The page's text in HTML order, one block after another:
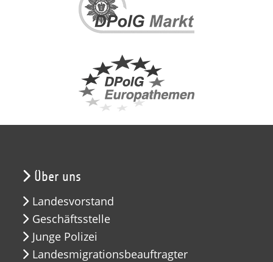
Über uns
Landesvorstand
Geschäftsstelle
Junge Polizei
Landesmigrationsbeauftragter